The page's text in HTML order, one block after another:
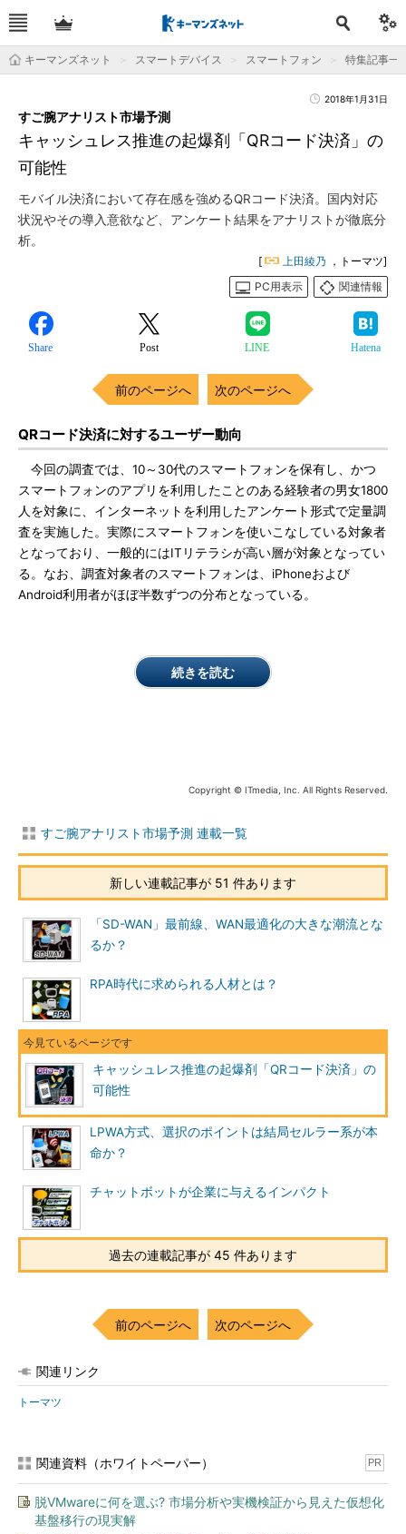
キーマンズネット スマートデバイス スマートフォン 特集記事一
2018年1月31日
キャッシュレス推進の起爆剤「QRコード決済」の
可能性
すご腕アナリスト市場予測
モバイル決済において存在感を強めるQRコード決済。国内対応
状況やその導入意欲など、アンケート結果をアナリストが徹底分
析。
[ 上田綾乃 ，トーマツ]
PC用表示
関連情報
Share Post LINE Hatena
前のページへ 次のページへ
QRコード決済に対するユーザー動向
今回の調査では、10～30代のスマートフォンを保有し、かつ
スマートフォンのアプリを利用したことのある経験者の男女1800
人を対象に、インターネットを利用したアンケート形式で定量調
査を実施した。実際にスマートフォンを使いこなしている対象者
となっており、一般的にはITリテラシが高い層が対象となってい
る。なお、調査対象者のスマートフォンは、iPhoneおよび
Android利用者がほぼ半数ずつの分布となっている。
続きを読む
Copyright © ITmedia, Inc. All Rights Reserved.
すご腕アナリスト市場予測 連載一覧
新しい連載記事が 51 件あります
「SD-WAN」最前線、WAN最適化の大きな潮流とな
るか？
RPA時代に求められる人材とは？
キャッシュレス推進の起爆剤「QRコード決済」の
可能性
LPWA方式、選択のポイントは結局セルラー系が本
命か？
チャットボットが企業に与えるインパクト
過去の連載記事が 45 件あります
前のページへ 次のページへ
関連リンク
トーマツ
関連資料（ホワイトペーパー） PR
脱VMwareに何を選ぶ? 市場分析や実機検証から見えた仮想化
基盤移行の現実解